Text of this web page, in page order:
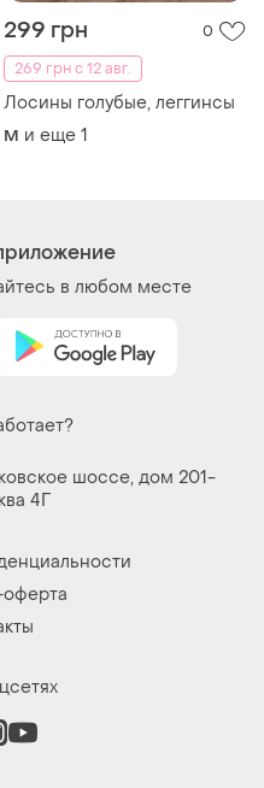
299 грн
0
269 грн с 12 авг.
Лосины голубые, леггинсы
M и еще 1
в любом месте
шоссе, дом 201-
4Г